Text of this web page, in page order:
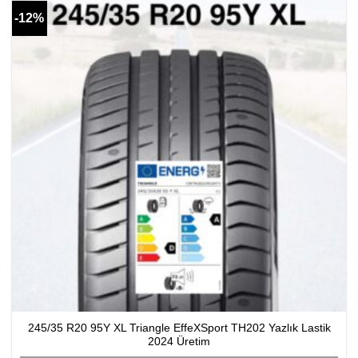
-12%
245/35 R20 95Y XL Triangle EffeXSport TH202 Yazlık Lastik
2024 Üretim